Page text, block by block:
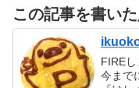
この記事を書いた
FIREし
今まで